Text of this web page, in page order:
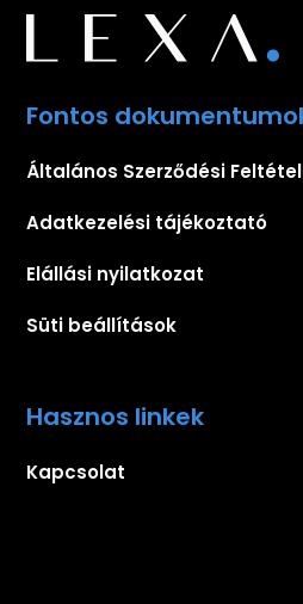
Fontos
Általános Szerződési
Adatkezelési tájékoztató
Elállási nyilatkozat
Süti beállítások
Hasznos linkek
Kapcsolat